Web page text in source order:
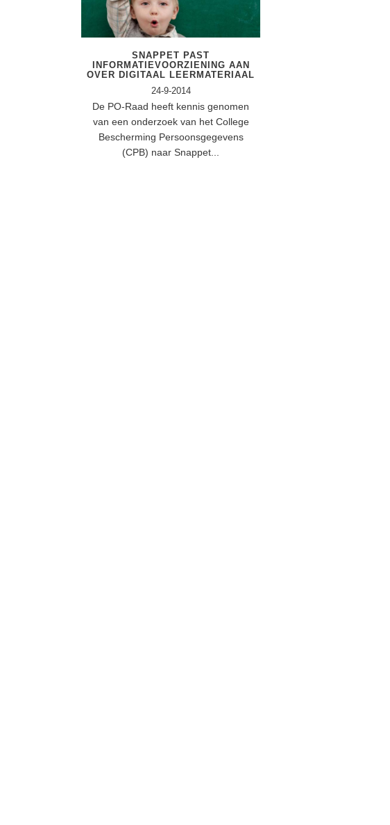
SNAPPET PAST
INFORMATIEVOORZIENING AAN
OVER DIGITAAL LEERMATERIAAL
24-9-2014
De PO-Raad heeft kennis genomen
van een onderzoek van het College
Bescherming Persoonsgegevens
(CPB) naar Snappet...